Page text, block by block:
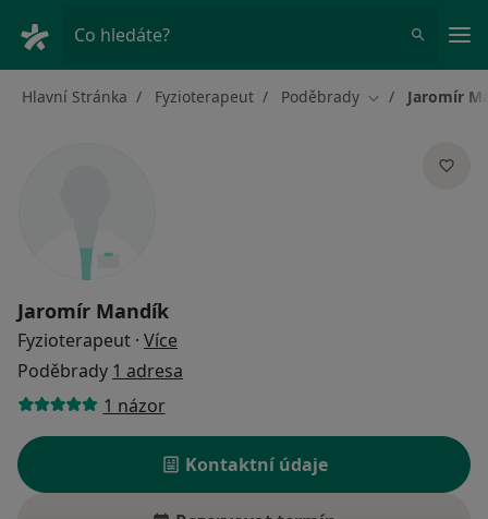
Co hledáte?
Hlavní Stránka Fyzioterapeut Poděbrady Změna města
Jaromír
Jaromír Mandík
Fyzioterapeut · Více
Poděbrady 1 adresa
1 názor
Kontaktní údaje